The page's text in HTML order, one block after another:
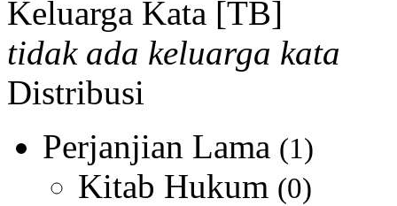
Keluarga Kata [TB]
tidak ada keluarga kata
Distribusi
Perjanjian Lama (1)
Kitab Hukum (0)